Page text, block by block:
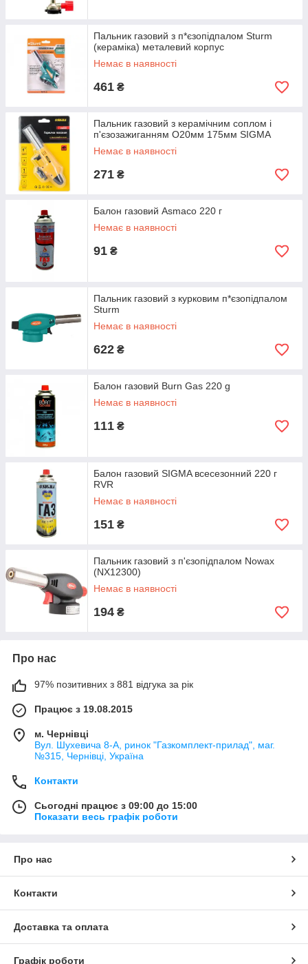
Пальник газовий з п*єзопідпалом Sturm
(кераміка) металевий корпус
Немає в наявності
461 ₴
Пальник газовий з керамічним соплом і
п'єзозажиганням О20мм 175мм SIGMA
Немає в наявності
271 ₴
Балон газовий Asmaco 220 г
Немає в наявності
91 ₴
Пальник газовий з курковим п*єзопідпалом
Sturm
Немає в наявності
622 ₴
Балон газовий Burn Gas 220 g
Немає в наявності
111 ₴
Балон газовий SIGMA всесезонний 220 г
RVR
Немає в наявності
151 ₴
Пальник газовий з п'єзопідпалом Nowax
(NX12300)
Немає в наявності
194 ₴
Про нас
97% позитивних з 881 відгука за рік
Працює з 19.08.2015
м. Чернівці
Вул. Шухевича 8-А, ринок "Газкомплект-прилад", маг.
№315, Чернівці, Україна
Контакти
Сьогодні працює з 09:00 до 15:00
Показати весь графік роботи
Про нас
Контакти
Доставка та оплата
Графік роботи